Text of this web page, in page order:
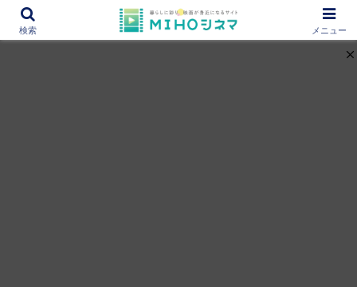
12000作品を紹介！あなたの映画図書館『MIHOシネマ』
検索 メニュー